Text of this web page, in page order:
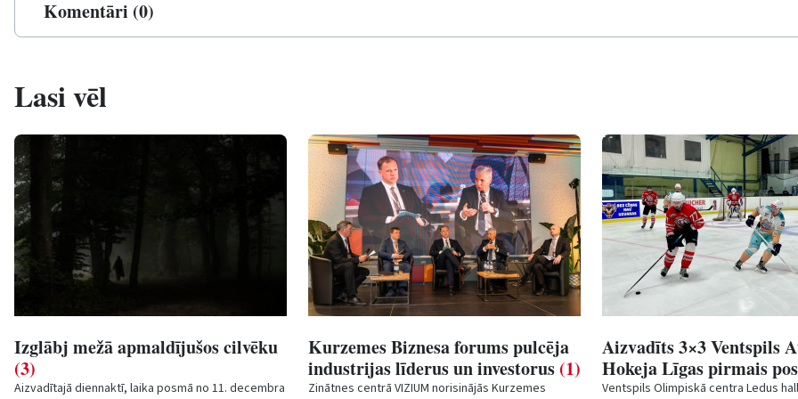
Komentāri (0)
Lasi vēl
Izglābj mežā apmaldījušos cilvēku
(3)
Aizvadītajā diennaktī, laika posmā no 11. decembra
Kurzemes Biznesa forums pulcēja
industrijas līderus un investorus (1)
Zinātnes centrā VIZIUM norisinājās Kurzemes
Aizvadīts 3×3 Ventspils
Hokeja Līgas pirmais
Ventspils Olimpiskā centra Ledus